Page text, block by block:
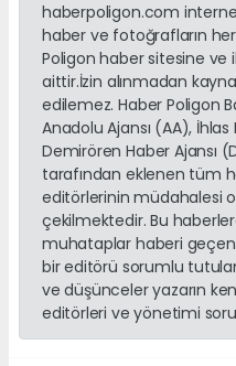
haberpoligon.com
haber ve fotoğrafların
Poligon haber sitesine ve
aittir.İzin alınmadan
edilemez. Haber Poligon
Anadolu Ajansı (AA), İhlas
Demirören Haber Ajansı
tarafından eklenen tüm
editörlerinin müdahalesi
çekilmektedir. Bu
muhataplar haberi
bir editörü sorumlu
ve düşünceler yazarın
editörleri ve yönetimi